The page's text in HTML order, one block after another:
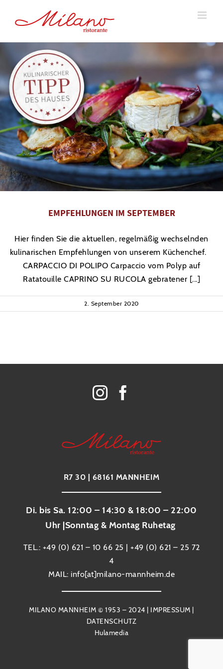
EMPFEHLUNGEN IM SEPTEMBER
Hier finden Sie die aktuellen, regelmäßig wechselnden
kulinarischen Empfehlungen von unserem Küchenchef.
CARPACCIO DI POLIPO Carpaccio vom Polyp auf
Ratatouille CAPRINO SU RUCOLA gebratener [...]
2. September 2020
R7 30 | 68161 MANNHEIM
Di. bis Sa. 12:00 – 14:30 & 18:00 – 22:00
Uhr |Sonntag & Montag Ruhetag
TEL.: +49 (0) 621 – 10 66 25 | +49 (0) 621 – 25 72
4
MAIL: info[at]milano-mannheim.de
MILANO MANNHEIM © 1953 – 2024 | IMPRESSUM |
DATENSCHUTZ
Hulamedia